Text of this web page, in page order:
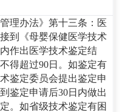
理办法》第十三条：医
到《母婴保健医学技术
作出医学技术鉴定结
得超过90日。如鉴定有
鉴定委员会提出鉴定申
鉴定申请后30日内做出
。如省级技术鉴定有困